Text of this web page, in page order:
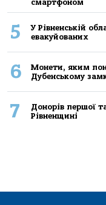
смартфоном
5
У Рівненській
евакуйованих
6
Монети, яким
Дубенському
7
Донорів першої
Рівненщині